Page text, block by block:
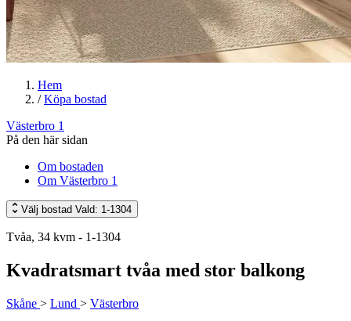
Hem
/ Köpa bostad
Västerbro 1
På den här sidan
Om bostaden
Om Västerbro 1
Välj bostad Vald: 1-1304
Tvåa, 34 kvm - 1-1304
Kvadratsmart tvåa med stor balkong
Skåne > Lund > Västerbro